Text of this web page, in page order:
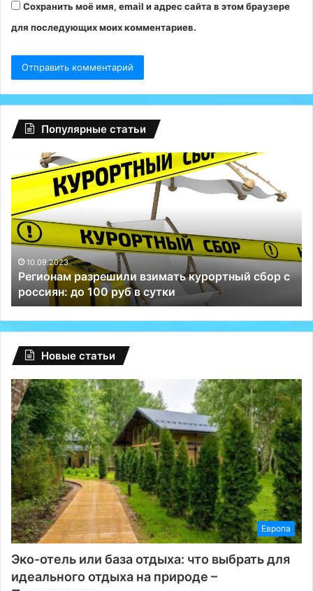
Сохранить моё имя, email и адрес сайта в этом браузере
для последующих моих комментариев.
Популярные статьи
Регионам
разрешили
взимать
курортный
сбор
россиян:
до
100
руб
в
сутки
10.09.2023
Регионам разрешили взимать курортный сбор с
россиян: до 100 руб в сутки
и
Новые статьи
Европа
Эко-отель или база отдыха: что выбрать для
идеального отдыха на природе –